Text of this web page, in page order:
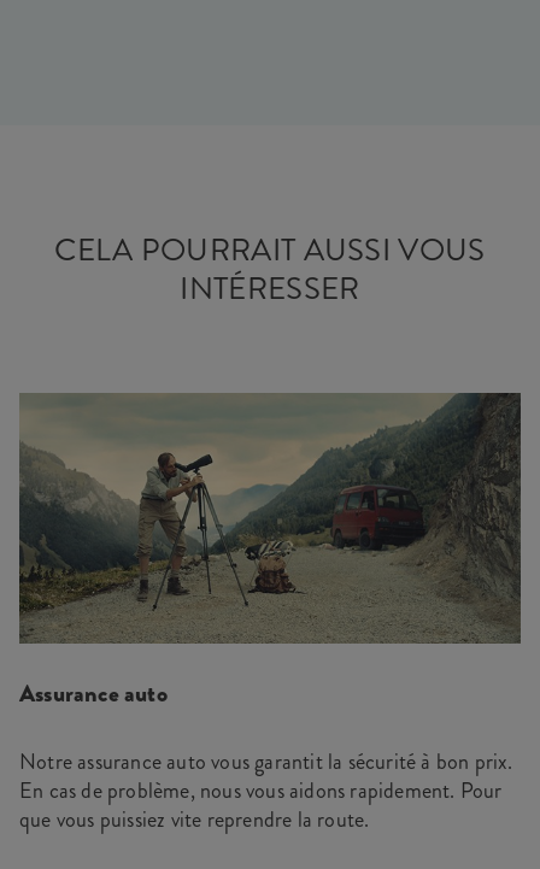
CELA POURRAIT AUSSI VOUS
INTÉRESSER
Assurance auto
Notre assurance auto vous garantit la sécurité à bon prix.
En cas de problème, nous vous aidons rapidement. Pour
que vous puissiez vite reprendre la route.